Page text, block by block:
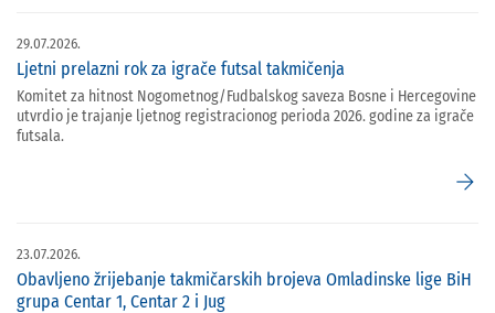
29.07.2026.
Ljetni prelazni rok za igrače futsal takmičenja
Komitet za hitnost Nogometnog/Fudbalskog saveza Bosne i Hercegovine
utvrdio je trajanje ljetnog registracionog perioda 2026. godine za igrače
futsala.
arrow_forward
23.07.2026.
Obavljeno žrijebanje takmičarskih brojeva Omladinske lige BiH
grupa Centar 1, Centar 2 i Jug